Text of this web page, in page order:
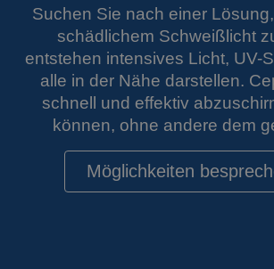
Suchen Sie nach einer
schädlichem Schweißlicht
entstehen intensives Licht, UV-
alle in der Nähe darstellen.
schnell und effektiv
können, ohne andere dem
Möglichkeiten